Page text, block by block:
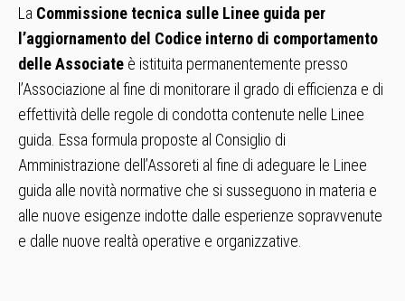
La Commissione tecnica sulle Linee guida per
l’aggiornamento del Codice interno di comportamento
delle Associate è istituita permanentemente presso
l’Associazione al fine di monitorare il grado di efficienza e di
effettività delle regole di condotta contenute nelle Linee
guida. Essa formula proposte al Consiglio di
Amministrazione dell’Assoreti al fine di adeguare le Linee
guida alle novità normative che si susseguono in materia e
alle nuove esigenze indotte dalle esperienze sopravvenute
e dalle nuove realtà operative e organizzative.